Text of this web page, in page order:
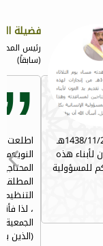
لقد سررت بما شاهدته مساء يوم الثلاثاء الموافق 1438/11/29هـ
لأبناء هذه
للمسؤولية
فضيلة
رئيس
(سابقاً)
اطلعت
، لذا
(الذين